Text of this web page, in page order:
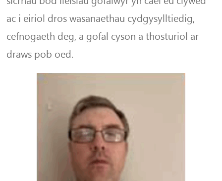
ac i eiriol dros wasanaethau cydgysylltiedig,
cefnogaeth deg, a gofal cyson a thosturiol ar
draws pob oed.